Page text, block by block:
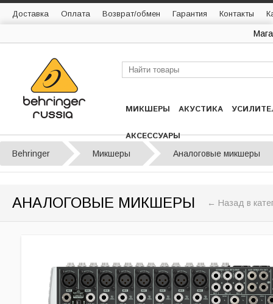
Доставка Оплата Возврат/обмен Гарантия Контакты
МИКШЕРЫ АКУСТИКА
АКСЕССУАРЫ
Behringer Микшеры Аналоговые микшеры
АНАЛОГОВЫЕ МИКШЕРЫ ← Назад в